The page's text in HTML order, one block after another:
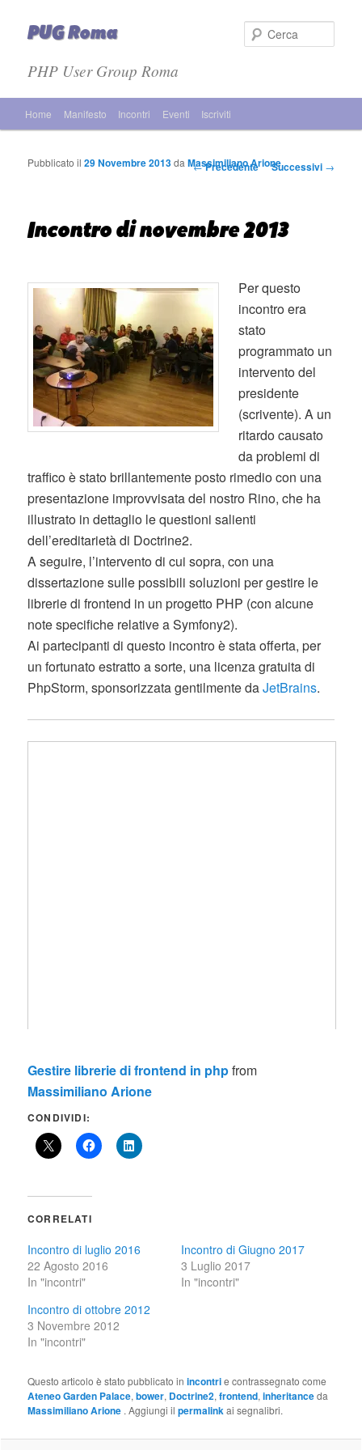
PUG Roma
PHP User Group Roma
Menù principale
Vai al contenuto principale
Vai al contenuto secondario
Home Manifesto Incontri Eventi Iscriviti
Navigazione articolo
←Precedente Successivi →
Incontro di novembre 2013
Pubblicato il29 Novembre 2013daMassimiliano Arione
Per questo
incontro era
stato
programmato un
intervento del
presidente
(scrivente). A un
ritardo causato
da problemi di
traffico è stato brillantemente posto rimedio con una
presentazione improvvisata del nostro Rino, che ha
illustrato in dettaglio le questioni salienti
dell’ereditarietà di Doctrine2.
A seguire, l’intervento di cui sopra, con una
dissertazione sulle possibili soluzioni per gestire le
librerie di frontend in un progetto PHP (con alcune
note specifiche relative a Symfony2).
Ai partecipanti di questo incontro è stata offerta, per
un fortunato estratto a sorte, una licenza gratuita di
PhpStorm, sponsorizzata gentilmente daJetBrains.
Gestire librerie di frontend in phpfrom
Massimiliano Arione
CONDIVIDI:
CORRELATI
Incontro di luglio 2016
22 Agosto 2016
In "incontri"
Incontro di Giugno 2017
3 Luglio 2017
In "incontri"
Incontro di ottobre 2012
3 Novembre 2012
In "incontri"
Questo articolo è stato pubblicato inincontrie contrassegnato come
Ateneo Garden Palace,bower, Doctrine2,frontend,inheritanceda
Massimiliano Arione . Aggiungi ilpermalinkai segnalibri.